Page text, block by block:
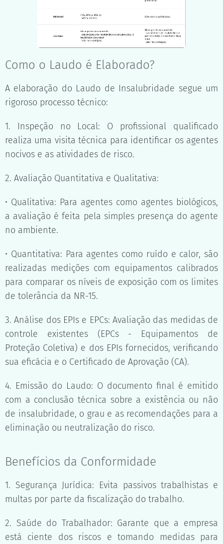
Como o Laudo é Elaborado?
A elaboração do Laudo de Insalubridade segue um
rigoroso processo técnico:
1. Inspeção no Local: O profissional qualificado
realiza uma visita técnica para identificar os agentes
nocivos e as atividades de risco.
2. Avaliação Quantitativa e Qualitativa:
• Qualitativa: Para agentes como agentes biológicos,
a avaliação é feita pela simples presença do agente
no ambiente.
• Quantitativa: Para agentes como ruído e calor, são
realizadas medições com equipamentos calibrados
para comparar os níveis de exposição com os limites
de tolerância da NR-15.
3. Análise dos EPIs e EPCs: Avaliação das medidas de
controle existentes (EPCs - Equipamentos de
Proteção Coletiva) e dos EPIs fornecidos, verificando
sua eficácia e o Certificado de Aprovação (CA).
4. Emissão do Laudo: O documento final é emitido
com a conclusão técnica sobre a existência ou não
de insalubridade, o grau e as recomendações para a
eliminação ou neutralização do risco.
Benefícios da Conformidade
1. Segurança Jurídica: Evita passivos trabalhistas e
multas por parte da fiscalização do trabalho.
2. Saúde do Trabalhador: Garante que a empresa
está ciente dos riscos e tomando medidas para